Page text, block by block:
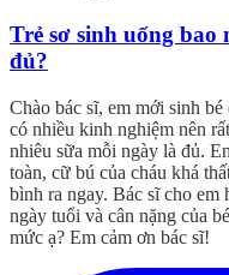
Trẻ sơ sinh uống bao
đủ?
Chào bác sĩ, em mới sinh
có nhiều kinh nghiệm nên
nhiêu sữa mỗi ngày là đủ.
toàn, cữ bú của cháu khá
bình ra ngay. Bác sĩ cho
ngày tuổi và cân nặng của
mức ạ? Em cảm ơn bác sĩ!